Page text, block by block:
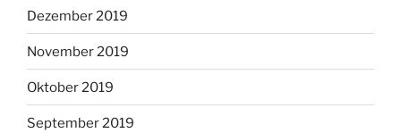
Dezember 2019
November 2019
Oktober 2019
September 2019